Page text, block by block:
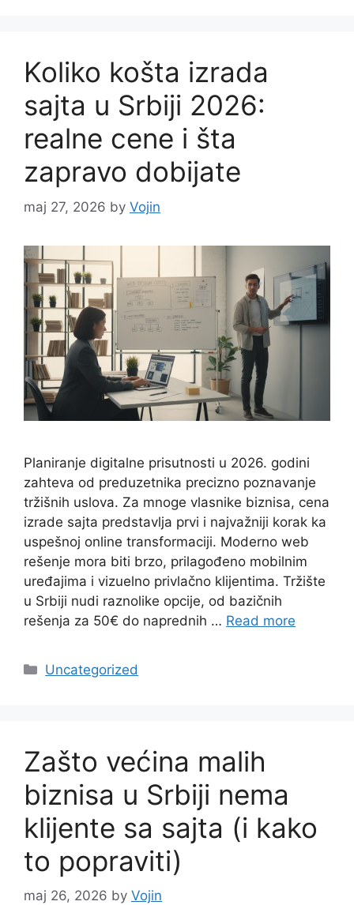
Koliko košta izrada
sajta u Srbiji 2026:
realne cene i šta
zapravo dobijate
maj 27, 2026 by Vojin
Planiranje digitalne prisutnosti u 2026. godini
zahteva od preduzetnika precizno poznavanje
tržišnih uslova. Za mnoge vlasnike biznisa, cena
izrade sajta predstavlja prvi i najvažniji korak ka
uspešnoj online transformaciji. Moderno web
rešenje mora biti brzo, prilagođeno mobilnim
uređajima i vizuelno privlačno klijentima. Tržište
u Srbiji nudi raznolike opcije, od bazičnih
rešenja za 50€ do naprednih … Read more
Categories
Uncategorized
Zašto većina malih
biznisa u Srbiji nema
klijente sa sajta (i kako
to popraviti)
maj 26, 2026 by Vojin